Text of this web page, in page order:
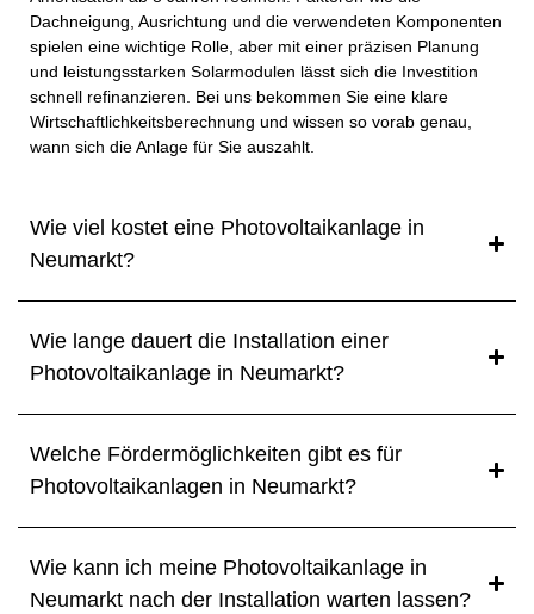
Dachneigung, Ausrichtung und die verwendeten Komponenten
spielen eine wichtige Rolle, aber mit einer präzisen Planung
und leistungsstarken Solarmodulen lässt sich die Investition
schnell refinanzieren. Bei uns bekommen Sie eine klare
Wirtschaftlichkeitsberechnung und wissen so vorab genau,
wann sich die Anlage für Sie auszahlt.
Wie viel kostet eine Photovoltaikanlage in
Neumarkt?
Wie lange dauert die Installation einer
Photovoltaikanlage in Neumarkt?
Welche Fördermöglichkeiten gibt es für
Photovoltaikanlagen in Neumarkt?
Wie kann ich meine Photovoltaikanlage in
Neumarkt nach der Installation warten lassen?